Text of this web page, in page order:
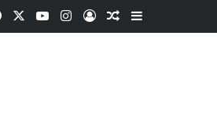
FacebookYouTubeInstagram
Kayıt OlRastgele Makale
Kenar